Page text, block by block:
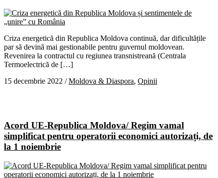
Criza energetică din Republica Moldova continuă, dar dificultățile
par să devină mai gestionabile pentru guvernul moldovean.
Revenirea la contractul cu regiunea transnistreană (Centrala
Termoelectrică de […]
15 decembrie 2022 /Moldova & Diaspora, Opinii
Acord UE-Republica Moldova/ Regim vamal
simplificat pentru operatorii economici autorizați, de
la 1 noiembrie